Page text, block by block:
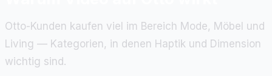
Otto-Kunden kaufen viel im Bereich Mode, Möbel und
Living — Kategorien, in denen Haptik und Dimension
wichtig sind.